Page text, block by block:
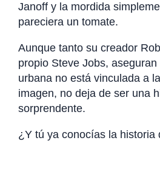
Janoff y la mordida
pareciera un tomate.
Aunque tanto su creador
propio Steve Jobs,
urbana no está vinculada a
imagen, no deja de ser una
sorprendente.
¿Y tú ya conocías la historia